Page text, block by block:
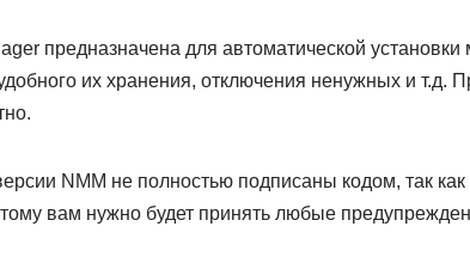
предназначена для автоматической
их хранения, отключения ненужных и т.д.
NMM не полностью подписаны кодом, так как
вам нужно будет принять любые